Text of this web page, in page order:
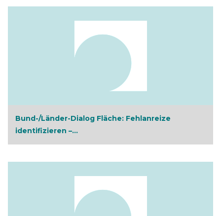
Bund-/Länder-Dialog Fläche: Fehlanreize
identifizieren –...